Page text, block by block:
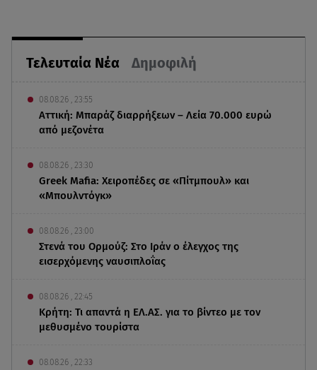
Τελευταία Νέα Δημοφιλή
08.08.26 , 23:55
Αττική: Μπαράζ διαρρήξεων – Λεία 70.000 ευρώ
από μεζονέτα
08.08.26 , 23:30
Greek Mafia: Χειροπέδες σε «Πίτμπουλ» και
«Μπουλντόγκ»
08.08.26 , 23:00
Στενά του Ορμούζ: Στο Ιράν ο έλεγχος της
εισερχόμενης ναυσιπλοΐας
08.08.26 , 22:45
Κρήτη: Τι απαντά η ΕΛ.ΑΣ. για το βίντεο με τον
μεθυσμένο τουρίστα
08.08.26 , 22:33